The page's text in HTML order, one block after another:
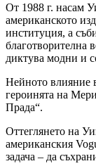
От 1988 г. насам
американското
институция, а
благотворителна
диктува модни и
Нейното влияние
героинята на
Прада“.
Оттеглянето на
американския
задача – да